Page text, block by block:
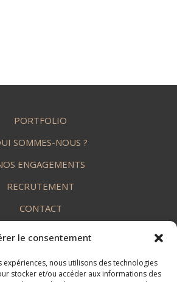
le consentement
nous utilisons des technologies
stocker et/ou accéder aux informations des
PORTFOLIO
SOMMES-NOUS ?
ENGAGEMENTS
RECRUTEMENT
CONTACT